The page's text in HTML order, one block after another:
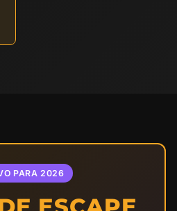
PARA 2026